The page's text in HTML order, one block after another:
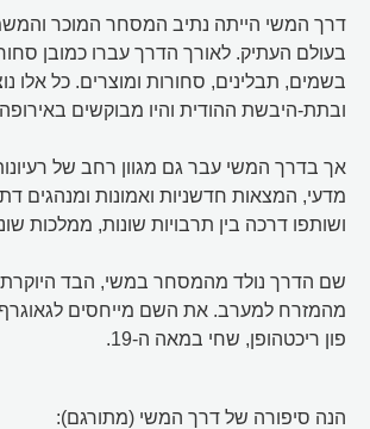
דרך המשי הייתה נתיב המסחר המוכר
בעולם העתיק. לאורך הדרך עברו כמובן
בשמים, תבלינים, סחורות ומוצרים. כל אלו
ובתת-היבשת ההודית והיו מבוקשים
אך בדרך המשי עבר גם מגוון רחב של
מדעי, המצאות חדשניות ואמונות ומנהגים
ושותפו דרכה בין תרבויות שונות, ממלכות
שם הדרך נולד מהמסחר במשי, הבד
מהמזרח למערב. את השם מייחסים לגאוגרף
פון ריכטהופן, שחי במאה ה-19.
הנה סיפורה של דרך המשי (מתורגם):